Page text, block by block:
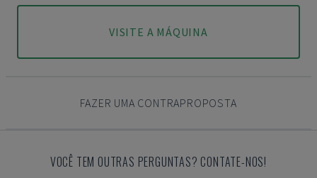
VISITE A MÁQUINA
FAZER UMA CONTRAPROPOSTA
VOCÊ TEM OUTRAS PERGUNTAS? CONTATE-NOS!